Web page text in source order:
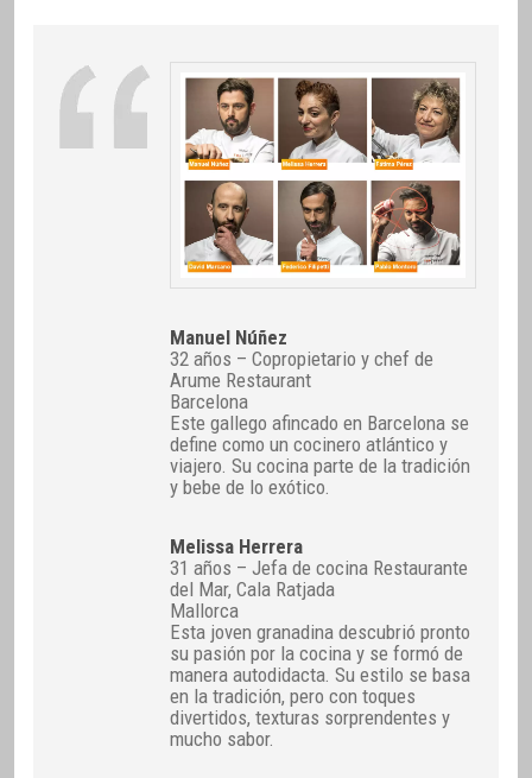
Manuel Núñez
32 años – Copropietario y chef de
Arume Restaurant
Barcelona
Este gallego afincado en Barcelona se
define como un cocinero atlántico y
viajero. Su cocina parte de la tradición
y bebe de lo exótico.
Melissa Herrera
31 años – Jefa de cocina Restaurante
del Mar, Cala Ratjada
Mallorca
Esta joven granadina descubrió pronto
su pasión por la cocina y se formó de
manera autodidacta. Su estilo se basa
en la tradición, pero con toques
divertidos, texturas sorprendentes y
mucho sabor.